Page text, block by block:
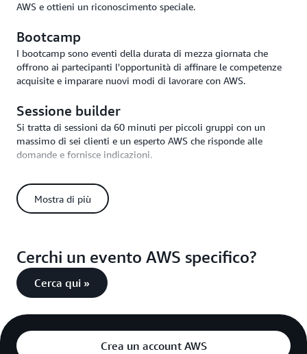
AWS e ottieni un riconoscimento speciale.
Bootcamp
I bootcamp sono eventi della durata di mezza giornata che
offrono ai partecipanti l'opportunità di affinare le competenze
acquisite e imparare nuovi modi di lavorare con AWS.
Sessione builder
Si tratta di sessioni da 60 minuti per piccoli gruppi con un
massimo di sei clienti e un esperto AWS che risponde alle
domande e fornisce indicazioni.
Mostra di più
Cerchi un evento AWS specifico?
Cerca qui »
Crea un account AWS